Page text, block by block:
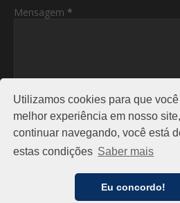
Utilizamos cookies para que
melhor experiência em nosso
continuar navegando, você está
estas condições Saber mais
Eu concordo!
Mensagem *
https://
NOTÍCIAS FALE